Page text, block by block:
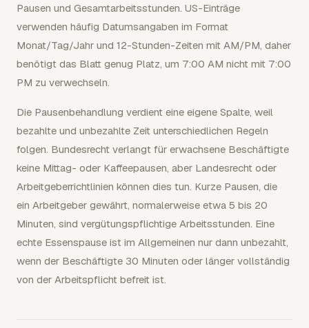
Pausen und Gesamtarbeitsstunden. US-Einträge
verwenden häufig Datumsangaben im Format
Monat/Tag/Jahr und 12-Stunden-Zeiten mit AM/PM, daher
benötigt das Blatt genug Platz, um 7:00 AM nicht mit 7:00
PM zu verwechseln.
Die Pausenbehandlung verdient eine eigene Spalte, weil
bezahlte und unbezahlte Zeit unterschiedlichen Regeln
folgen. Bundesrecht verlangt für erwachsene Beschäftigte
keine Mittag- oder Kaffeepausen, aber Landesrecht oder
Arbeitgeberrichtlinien können dies tun. Kurze Pausen, die
ein Arbeitgeber gewährt, normalerweise etwa 5 bis 20
Minuten, sind vergütungspflichtige Arbeitsstunden. Eine
echte Essenspause ist im Allgemeinen nur dann unbezahlt,
wenn der Beschäftigte 30 Minuten oder länger vollständig
von der Arbeitspflicht befreit ist.